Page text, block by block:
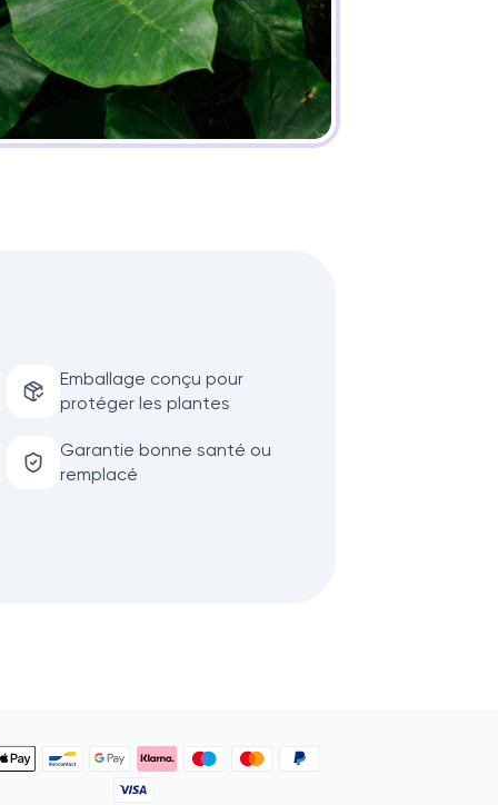
Emballage conçu pour
protéger les plantes
Garantie bonne santé ou
remplacé